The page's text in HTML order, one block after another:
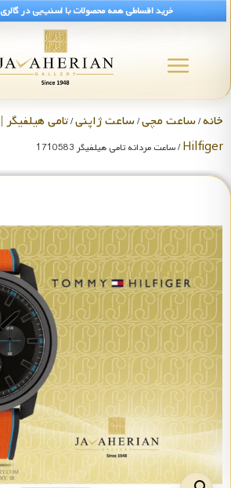
خرید اقساطی همه محصولات با اسنپ‌پی در
خانه/ساعت مچی/ساعت ژاپنی/
Hilfiger/ ساعت مردانه تامی هیلفیگر 1710583